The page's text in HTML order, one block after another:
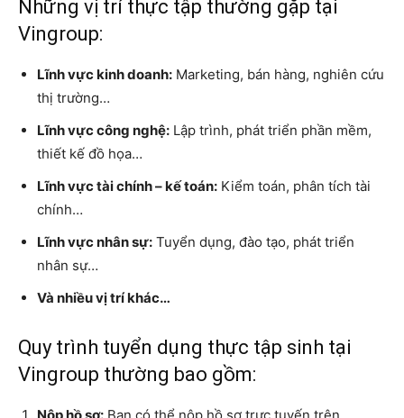
Những vị trí thực tập thường gặp tại
Vingroup:
Lĩnh vực kinh doanh: Marketing, bán hàng, nghiên cứu
thị trường…
Lĩnh vực công nghệ: Lập trình, phát triển phần mềm,
thiết kế đồ họa…
Lĩnh vực tài chính – kế toán: Kiểm toán, phân tích tài
chính…
Lĩnh vực nhân sự: Tuyển dụng, đào tạo, phát triển
nhân sự…
Và nhiều vị trí khác…
Quy trình tuyển dụng thực tập sinh tại
Vingroup thường bao gồm: